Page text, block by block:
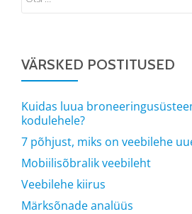
VÄRSKED POSTITUSED
Kuidas luua
kodulehele?
7 põhjust, miks on veebilehe
Mobiilisõbralik veebileht
Veebilehe kiirus
Märksõnade analüüs